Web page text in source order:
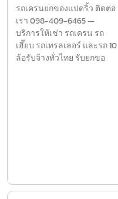
รถเครนยกของแปดริ้ว ติดต่อ
เรา 098-409-6465 —
บริการให้เช่า รถเครน รถ
เฮี๊ยบ รถเทรลเลอร์ และรถ 10
ล้อรับจ้างทั่วไทย รับยกขอ